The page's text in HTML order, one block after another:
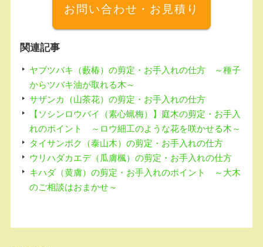
k
お問い合わせ・お見積り
関連記事
ヤブツバキ（藪椿）の剪定・お手入れの仕方 ～種子
からツバキ油が取れる木～
サザンカ（山茶花）の剪定・お手入れの仕方
【ソシンロウバイ（素心蝋梅）】庭木の剪定・お手入
れのポイント ～ロウ細工のような花を咲かせる木～
タイサンボク（泰山木）の剪定・お手入れの仕方
ウリハダカエデ（瓜膚楓）の剪定・お手入れの仕方
キハダ（黄膚）の剪定・お手入れのポイント ～大木
のご相談はおまかせ～